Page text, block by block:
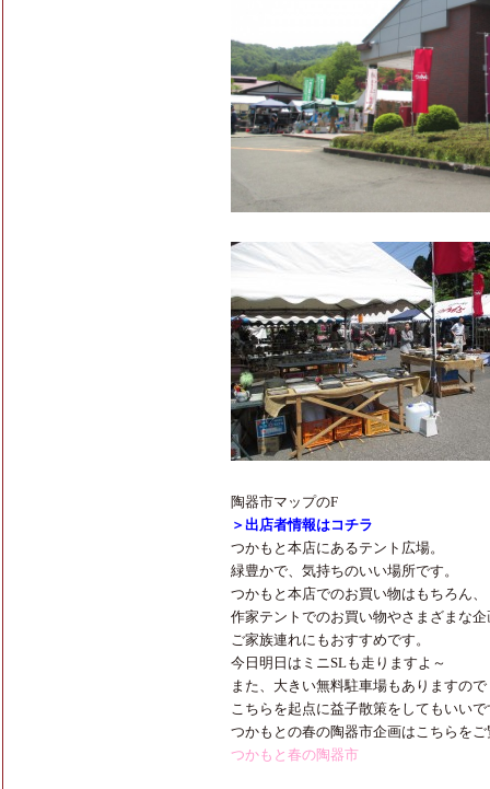
陶器市マップのF
＞出店者情報はコチラ
つかもと本店にあるテント広場。
緑豊かで、気持ちのいい場所です。
つかもと本店でのお買い物はもちろん、
作家テントでのお買い物やさまざまな
ご家族連れにもおすすめです。
今日明日はミニSLも走りますよ～
また、大きい無料駐車場もありますので
こちらを起点に益子散策をしてもいい
つかもとの春の陶器市企画はこちらを
つかもと春の陶器市